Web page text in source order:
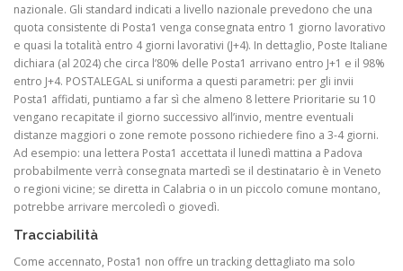
nazionale. Gli standard indicati a livello nazionale prevedono che una
quota consistente di Posta1 venga consegnata entro 1 giorno lavorativo
e quasi la totalità entro 4 giorni lavorativi (J+4). In dettaglio, Poste Italiane
dichiara (al 2024) che circa l’80% delle Posta1 arrivano entro J+1 e il 98%
entro J+4. POSTALEGAL si uniforma a questi parametri: per gli invii
Posta1 affidati, puntiamo a far sì che almeno 8 lettere Prioritarie su 10
vengano recapitate il giorno successivo all’invio, mentre eventuali
distanze maggiori o zone remote possono richiedere fino a 3-4 giorni.
Ad esempio: una lettera Posta1 accettata il lunedì mattina a Padova
probabilmente verrà consegnata martedì se il destinatario è in Veneto
o regioni vicine; se diretta in Calabria o in un piccolo comune montano,
potrebbe arrivare mercoledì o giovedì.
Tracciabilità
Come accennato, Posta1 non offre un tracking dettagliato ma solo